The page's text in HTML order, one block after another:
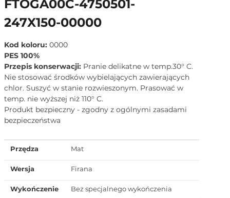
FTOGA00C-4750501-
247X150-00000
Kod koloru: 0000
PES 100%
Przepis konserwacji: Pranie delikatne w temp.30° C.
Nie stosować środków wybielających zawierających
chlor. Suszyć w stanie rozwieszonym. Prasować w
temp. nie wyższej niż 110° C.
Produkt bezpieczny - zgodny z ogólnymi zasadami
bezpieczeństwa
Przędza Mat
Wersja Firana
Wykończenie Bez specjalnego wykończenia